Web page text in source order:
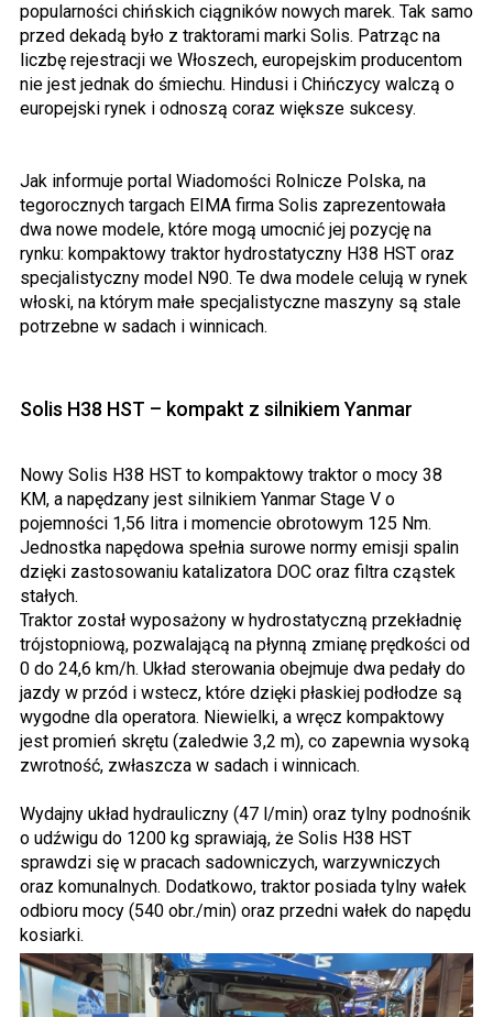
popularności chińskich ciągników nowych marek. Tak samo
przed dekadą było z traktorami marki Solis. Patrząc na
liczbę rejestracji we Włoszech, europejskim producentom
nie jest jednak do śmiechu. Hindusi i Chińczycy walczą o
europejski rynek i odnoszą coraz większe sukcesy.
Jak informuje portal Wiadomości Rolnicze Polska, na
tegorocznych targach EIMA firma Solis zaprezentowała
dwa nowe modele, które mogą umocnić jej pozycję na
rynku: kompaktowy traktor hydrostatyczny H38 HST oraz
specjalistyczny model N90. Te dwa modele celują w rynek
włoski, na którym małe specjalistyczne maszyny są stale
potrzebne w sadach i winnicach.
Solis H38 HST – kompakt z silnikiem Yanmar
Nowy Solis H38 HST to kompaktowy traktor o mocy 38
KM, a napędzany jest silnikiem Yanmar Stage V o
pojemności 1,56 litra i momencie obrotowym 125 Nm.
Jednostka napędowa spełnia surowe normy emisji spalin
dzięki zastosowaniu katalizatora DOC oraz filtra cząstek
stałych.
Traktor został wyposażony w hydrostatyczną przekładnię
trójstopniową, pozwalającą na płynną zmianę prędkości od
0 do 24,6 km/h. Układ sterowania obejmuje dwa pedały do
jazdy w przód i wstecz, które dzięki płaskiej podłodze są
wygodne dla operatora. Niewielki, a wręcz kompaktowy
jest promień skrętu (zaledwie 3,2 m), co zapewnia wysoką
zwrotność, zwłaszcza w sadach i winnicach.
Wydajny układ hydrauliczny (47 l/min) oraz tylny podnośnik
o udźwigu do 1200 kg sprawiają, że Solis H38 HST
sprawdzi się w pracach sadowniczych, warzywniczych
oraz komunalnych. Dodatkowo, traktor posiada tylny wałek
odbioru mocy (540 obr./min) oraz przedni wałek do napędu
kosiarki.